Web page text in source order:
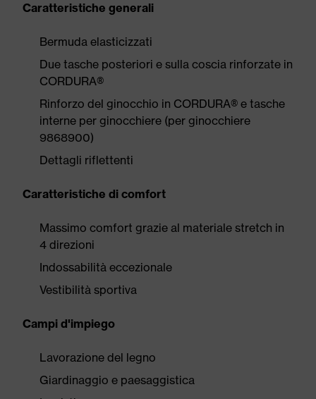
Caratteristiche generali
Bermuda elasticizzati
Due tasche posteriori e sulla coscia rinforzate in
CORDURA®
Rinforzo del ginocchio in CORDURA® e tasche
interne per ginocchiere (per ginocchiere
9868900)
Dettagli riflettenti
Caratteristiche di comfort
Massimo comfort grazie al materiale stretch in
4 direzioni
Indossabilità eccezionale
Vestibilità sportiva
Campi d'impiego
Lavorazione del legno
Giardinaggio e paesaggistica